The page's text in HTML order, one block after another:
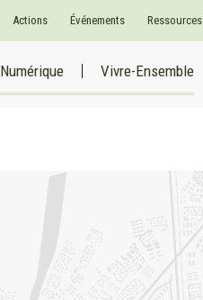
Actions Événements Ressources
Numérique Vivre-Ensemble